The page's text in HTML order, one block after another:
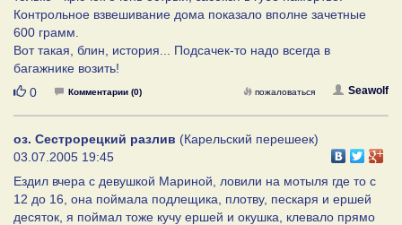
Контрольное взвешивание дома показало вполне зачетные
600 грамм.
Вот такая, блин, история... Подсачек-то надо всегда в
багажнике возить!
Нравится
0 Комментарии (0) Seawolf
пожаловаться
оз. Сестрорецкий разлив (Карельский перешеек)
03.07.2005 19:45
Ездил вчера с девушкой Мариной, ловили на мотыля где то с
12 до 16, она поймала подлещика, плотву, пескаря и ершей
десяток, я поймал тоже кучу ершей и окушка, клевало прямо